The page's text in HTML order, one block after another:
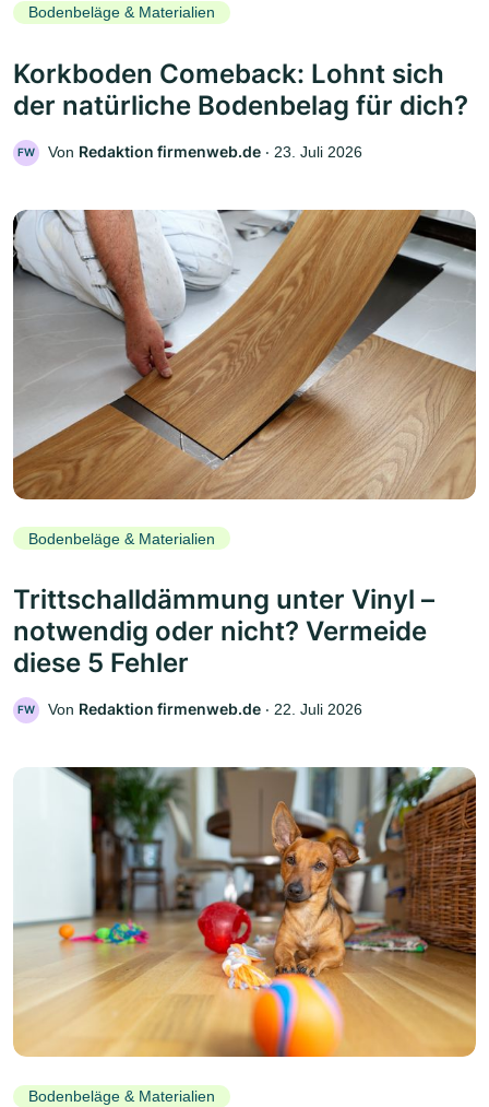
Bodenbeläge & Materialien
Korkboden Comeback: Lohnt sich
der natürliche Bodenbelag für dich?
FW Von Redaktion firmenweb.de ‧ 23. Juli 2026
Bodenbeläge & Materialien
Trittschalldämmung unter Vinyl –
notwendig oder nicht? Vermeide
diese 5 Fehler
FW Von Redaktion firmenweb.de ‧ 22. Juli 2026
Bodenbeläge & Materialien